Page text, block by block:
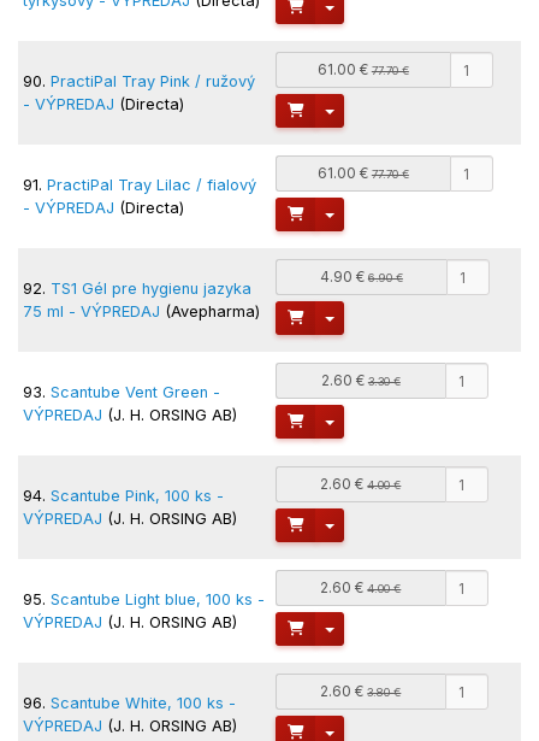
Toggle Dropdown
90. PractiPal Tray Pink / ružový
- VÝPREDAJ (Directa)
61.00 €77.70 €
Toggle Dropdown
91. PractiPal Tray Lilac / fialový
- VÝPREDAJ (Directa)
61.00 €77.70 €
Toggle Dropdown
92. TS1 Gél pre hygienu jazyka
75 ml - VÝPREDAJ (Avepharma)
4.90 €6.90 €
Toggle Dropdown
93. Scantube Vent Green -
VÝPREDAJ (J. H. ORSING AB)
2.60 €3.30 €
Toggle Dropdown
94. Scantube Pink, 100 ks -
VÝPREDAJ (J. H. ORSING AB)
2.60 €4.00 €
Toggle Dropdown
95. Scantube Light blue, 100 ks -
VÝPREDAJ (J. H. ORSING AB)
2.60 €4.00 €
Toggle Dropdown
96. Scantube White, 100 ks -
VÝPREDAJ (J. H. ORSING AB)
2.60 €3.80 €
Toggle Dropdown